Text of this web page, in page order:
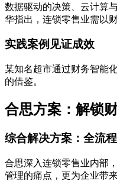
数据驱动的决策、云计算
华指出，连锁零售业需以
实践案例见证成效
某知名超市通过财务智能
的借鉴。
合思方案：解锁
综合解决方案：全流
合思深入连锁零售业内部
管理的痛点，更为企业带